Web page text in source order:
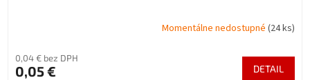
Momentálne nedostupné (24 ks)
0,04 € bez DPH
0,05 € DETAIL